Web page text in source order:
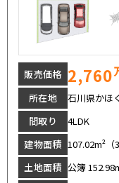
販売価格 2,760
所在地
石川県かほ
間取り
4LDK
建物面積 107.02m²（
土地面積 公簿